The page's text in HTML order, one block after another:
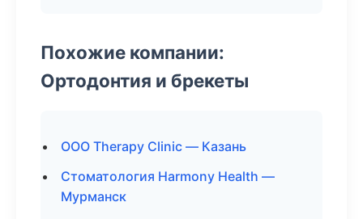
Похожие компании:
Ортодонтия и брекеты
ООО Therapy Clinic — Казань
Стоматология Harmony Health —
Мурманск